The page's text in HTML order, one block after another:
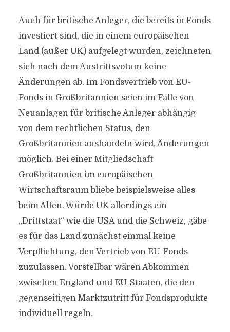
Auch für britische Anleger, die bereits in Fonds
investiert sind, die in einem europäischen
Land (außer UK) aufgelegt wurden, zeichneten
sich nach dem Austrittsvotum keine
Änderungen ab. Im Fondsvertrieb von EU-
Fonds in Großbritannien seien im Falle von
Neuanlagen für britische Anleger abhängig
von dem rechtlichen Status, den
Großbritannien aushandeln wird, Änderungen
möglich. Bei einer Mitgliedschaft
Großbritannien im europäischen
Wirtschaftsraum bliebe beispielsweise alles
beim Alten. Würde UK allerdings ein
„Drittstaat“ wie die USA und die Schweiz, gäbe
es für das Land zunächst einmal keine
Verpflichtung, den Vertrieb von EU-Fonds
zuzulassen. Vorstellbar wären Abkommen
zwischen England und EU-Staaten, die den
gegenseitigen Marktzutritt für Fondsprodukte
individuell regeln.